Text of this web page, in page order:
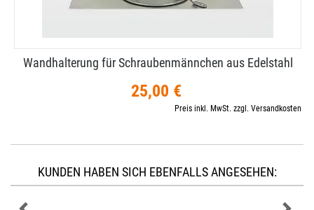
Wandhalterung für Schraubenmännchen aus Edelstahl
25,00 €
Preis inkl. MwSt. zzgl. Versandkosten
KUNDEN HABEN SICH EBENFALLS ANGESEHEN: